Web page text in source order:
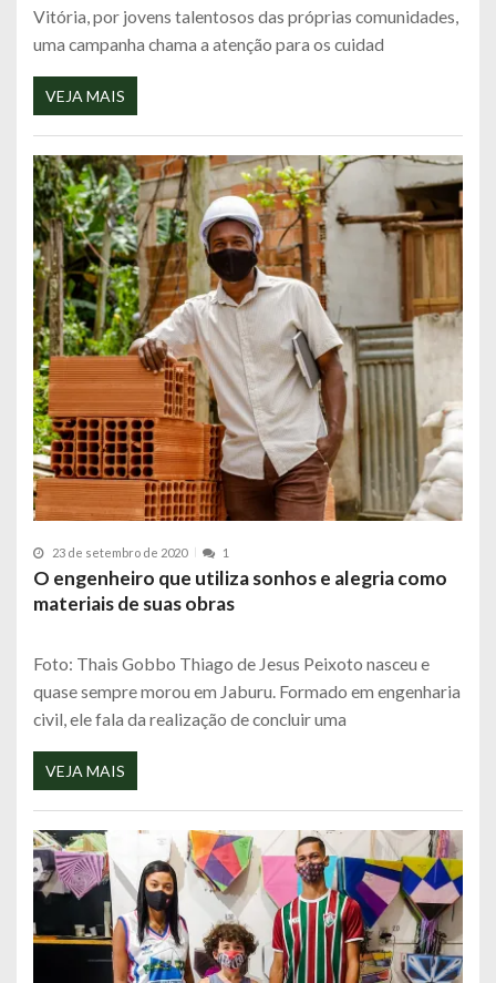
Vitória, por jovens talentosos das próprias comunidades,
uma campanha chama a atenção para os cuidad
VEJA MAIS
23 de setembro de 2020 1
O engenheiro que utiliza sonhos e alegria como
materiais de suas obras
Foto: Thais Gobbo Thiago de Jesus Peixoto nasceu e
quase sempre morou em Jaburu. Formado em engenharia
civil, ele fala da realização de concluir uma
VEJA MAIS